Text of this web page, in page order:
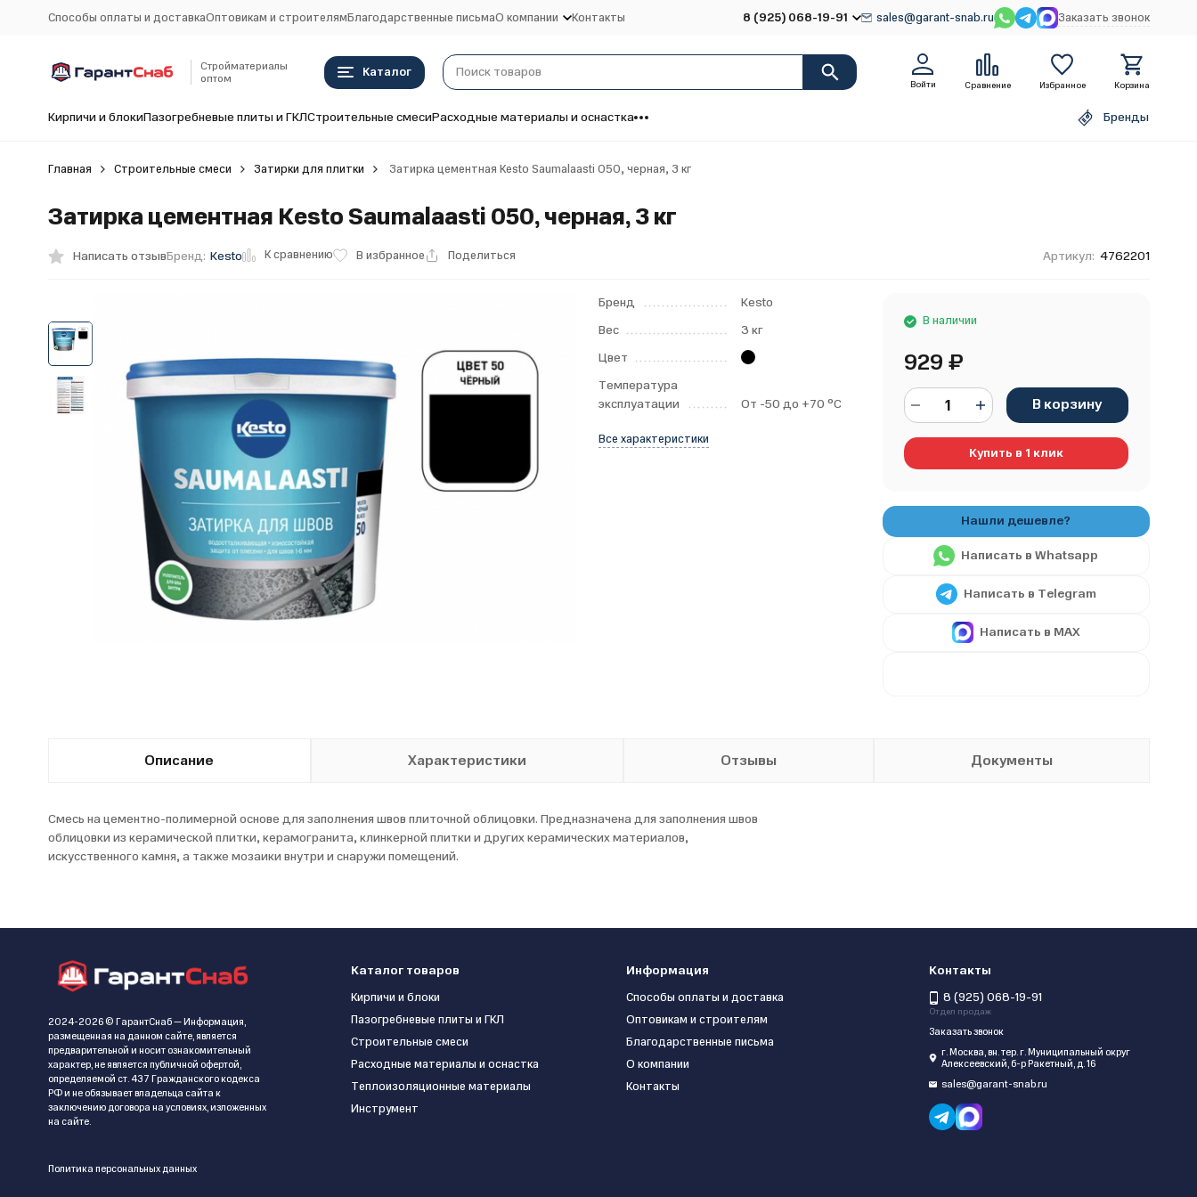
Способы оплаты и доставкаОптовикам и строителямБлагодарственные письмаО компании Контакты 8 (925) 068-19-91 sales@garant-snab.ru Заказать звонок
Стройматериалы
оптом
Каталог
Войти Сравнение Избранное Корзина
Кирпичи и блокиПазогребневые плиты и ГКЛСтроительные смесиРасходные материалы и оснастка Бренды
Главная Строительные смеси Затирки для плитки Затирка цементная Kesto Saumalaasti 050, черная, 3 кг
Затирка цементная Kesto Saumalaasti 050, черная, 3 кг
Написать отзывБренд: Kesto К сравнению В избранное Поделиться Артикул: 4762201
Бренд
Kesto
Вес
3 кг
Цвет
Температура
эксплуатации
От -50 до +70 °С
Все характеристики
В наличии
929 ₽
В корзину
Купить в 1 клик
Написать в Whatsapp
Написать в Telegram
Написать в MAX
Описание Характеристики Отзывы Документы
Смесь на цементно-полимерной основе для заполнения швов плиточной облицовки. Предназначена для заполнения швов
облицовки из керамической плитки, керамогранита, клинкерной плитки и других керамических материалов,
искусственного камня, а также мозаики внутри и снаружи помещений.
2024-2026 © ГарантСнаб — Информация,
размещенная на данном сайте, является
предварительной и носит ознакомительный
характер, не является публичной офертой,
определяемой ст. 437 Гражданского кодекса
РФ и не обязывает владельца сайта к
заключению договора на условиях, изложенных
на сайте.
Политика персональных данных
Каталог товаров
Кирпичи и блоки
Пазогребневые плиты и ГКЛ
Строительные смеси
Расходные материалы и оснастка
Теплоизоляционные материалы
Инструмент
Информация
Способы оплаты и доставка
Оптовикам и строителям
Благодарственные письма
О компании
Контакты
Контакты
8 (925) 068-19-91
Отдел продаж
Заказать звонок
г. Москва, вн. тер. г. Муниципальный округ
Алексеевский, б-р Ракетный, д. 16
sales@garant-snab.ru